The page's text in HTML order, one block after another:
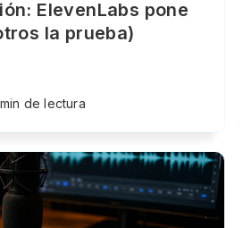
ElevenLabs pone
la prueba)
de lectura